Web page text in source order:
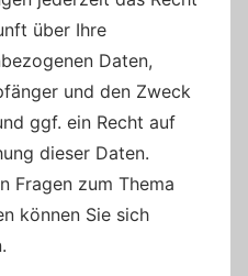
über Ihre
Daten,
und den Zweck
ggf. ein Recht auf
dieser Daten.
Fragen zum Thema
können Sie sich